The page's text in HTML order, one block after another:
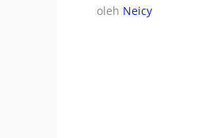
oleh Neicy